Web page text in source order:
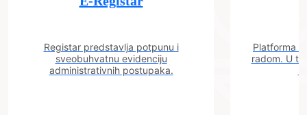
Registar predstavlja potpunu i
sveobuhvatnu evidenciju
administrativnih postupaka.
Platforma
radom. U